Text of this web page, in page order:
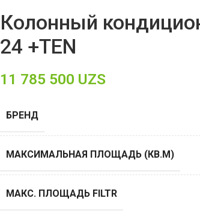
Колонный
24 +TEN
11 785 500 UZS
БРЕНД
МАКСИМАЛЬНАЯ ПЛОЩАДЬ (КВ.М)
МАКС. ПЛОЩАДЬ FILTR